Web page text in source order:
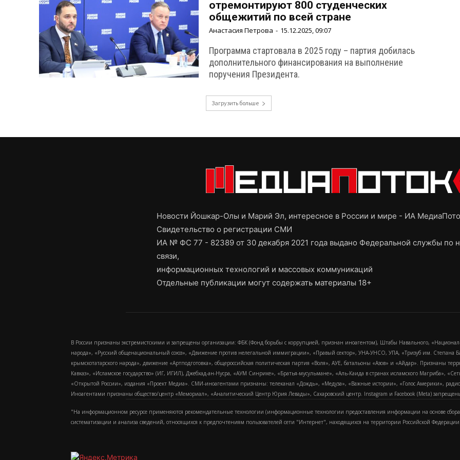
отремонтируют 800 студенческих
общежитий по всей стране
Анастасия Петрова - 15.12.2025, 09:07
Программа стартовала в 2025 году – партия добилась
дополнительного финансирования на выполнение
поручения Президента.
Загрузить больше
Новости Йошкар-Олы и Марий Эл, интересное в России и мире - ИА
Свидетельство о регистрации СМИ
ИА № ФС 77 - 82389 от 30 декабря 2021 года выдано Федеральной службы по
связи,
информационных технологий и массовых коммуникаций
Отдельные публикации могут содержать материалы 18+
В России признаны экстремистскими и запрещены организации: ФБК (Фонд борьбы с коррупцией, признан иноагентом), Штабы Навального,
народа», «Русский общенациональный союз», «Движение против нелегальной иммиграции», «Правый сектор», УНА-УНСО, УПА, «Тризуб им.
крымскотатарского народа», движение «Артподготовка», общероссийская политическая партия «Воля», АУЕ, батальоны «Азов» и «Айдар». Признаны
Кавказ», «Исламское государство» (ИГ, ИГИЛ), Джебхад-ан-Нусра, «АУМ Синрике», «Братья-мусульмане», «Аль-Каида в странах исламского Магриба»,
«Открытой России», издания «Проект Медиа». СМИ-иноагентами признаны: телеканал «Дождь», «Медуза», «Важные истории», «Голос Америки»,
Иноагентами признаны общество/центр «Мемориал», «Аналитический Центр Юрия Левады», Сахаровский центр. Instagram и Facebook (Metа)
"На информационном ресурсе применяются рекомендательные технологии (информационные технологии предоставления информации на основе
систематизации и анализа сведений, относящихся к предпочтениям пользователей сети "Интернет", находящихся на территории Российской